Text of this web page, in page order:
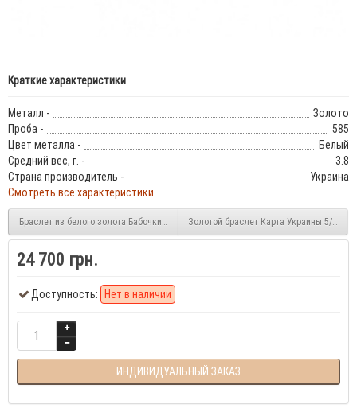
Краткие характеристики
Металл -
Золото
Проба -
585
Цвет металла -
Белый
Средний вес, г. -
3.8
Страна производитель -
Украина
Смотреть все характеристики
Браслет из белого золота Бабочки 5/1015/1Золотой браслет Карта Украины 5/1019
24 700 грн.
Доступность: Нет в наличии
ИНДИВИДУАЛЬНЫЙ ЗАКАЗ